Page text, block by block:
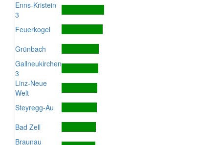
Enns-Kristein
3
Feuerkogel
Grünbach
Gallneukirchen
3
Linz-Neue
Welt
Steyregg-Au
Bad Zell
Braunau